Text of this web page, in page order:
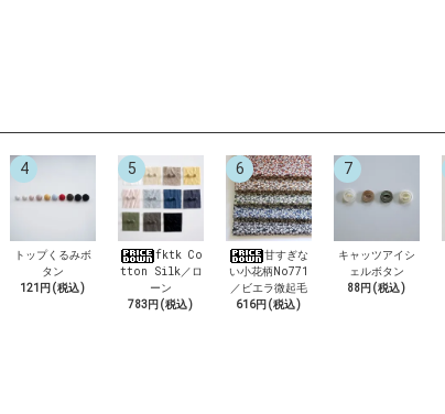
4
トップくるみボ
タン
121円(税込)
5
fktk Co
tton Silk／ロ
ーン
783円(税込)
6
甘すぎな
い小花柄No771
／ビエラ微起毛
616円(税込)
7
キャッツアイシ
ェルボタン
88円(税込)